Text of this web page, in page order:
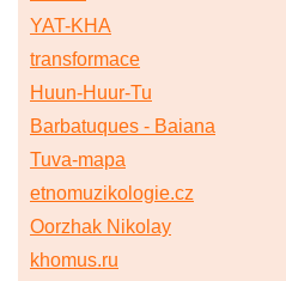
YAT-KHA
transformace
Huun-Huur-Tu
Barbatuques - Baiana
Tuva-mapa
etnomuzikologie.cz
Oorzhak Nikolay
khomus.ru